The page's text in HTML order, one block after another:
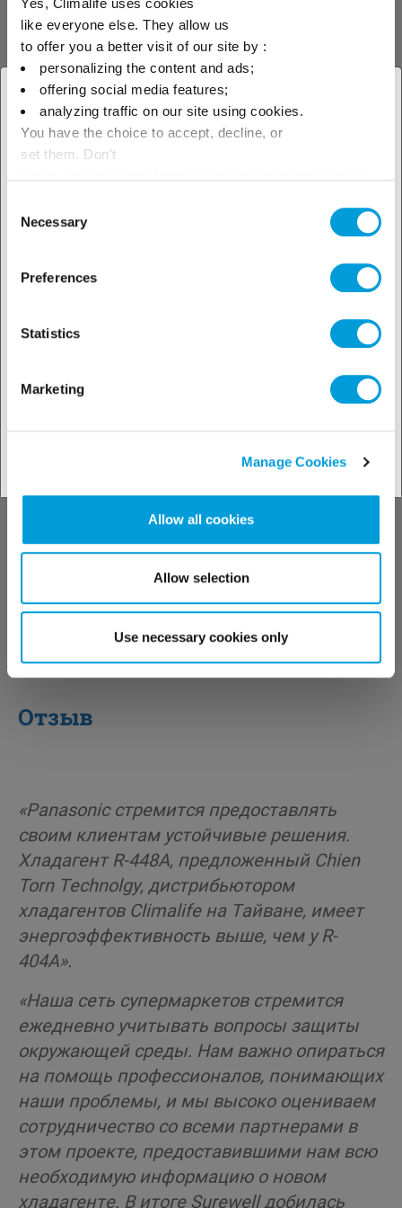
Yes, Climalife uses cookies
like everyone else. They allow us
to offer you a better visit of our site by :
personalizing the content and ads;
offering social media features;
analyzing traffic on our site using cookies.
You have the choice to accept, decline, or
set them. Don't
Selection
Necessary
Preferences
Statistics
Marketing
Manage Cookies
Allow all cookies
Allow selection
Use necessary cookies only
× Закрыть
Выберите свое
чтобы узнать о наших
месяцев наблюдений мы можем с
уверенностью сказать, что R-448A
решение будущего как для модернизации
существующих, так и для новых
установок, позволяющее повысить
энергоэффективность».
Отзыв
«Panasonic стремится предоставлять
своим клиентам устойчивые решения.
Хладагент R-448A, предложенный Chien
Torn Technolgy, дистрибьютором
хладагентов Climalife на Тайване, имеет
энергоэффективность выше, чем у R-
404А».
«Наша сеть супермаркетов стремится
ежедневно учитывать вопросы защиты
окружающей среды. Нам важно опираться
на помощь профессионалов, понимающих
наши проблемы, и мы высоко оцениваем
сотрудничество со всеми партнерами в
этом проекте, предоставившими нам всю
необходимую информацию о новом
хладагенте. В итоге Surewell добилась